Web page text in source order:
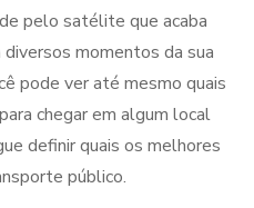
pelo satélite que acaba
momentos da sua
pode ver até mesmo quais
chegar em algum local
definir quais os melhores
público.